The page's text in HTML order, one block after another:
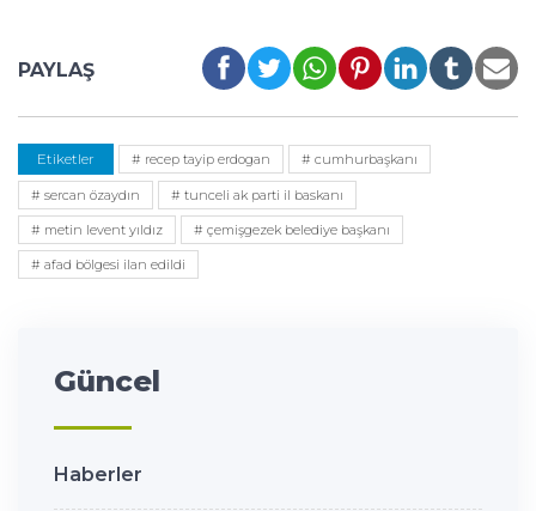
PAYLAŞ
Etiketler # recep tayip erdogan # cumhurbaşkanı
# sercan özaydın # tunceli ak parti il baskanı
# metin levent yıldız # çemişgezek belediye başkanı
# afad bölgesi ilan edildi
Güncel
Haberler